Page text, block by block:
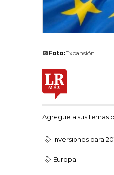
Foto:Expansión
Agregue a sus temas
Inversiones para
Europa